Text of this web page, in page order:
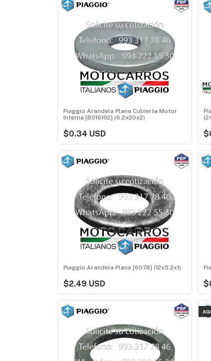
Piaggio Arandela Plana Cubierta Motor
Interna [B016192] (6.2x20x2)
$0.34 USD
Piaggio Arandela Plana [6078] (12x5.2x1)
$2.49 USD